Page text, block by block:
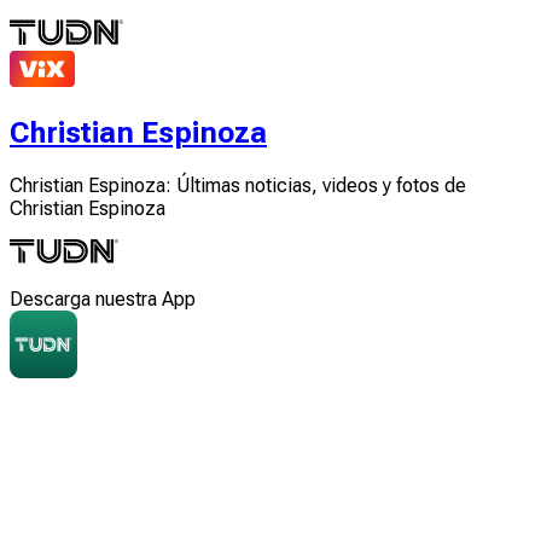
Christian Espinoza
Christian Espinoza: Últimas noticias, videos y fotos de
Christian Espinoza
Descarga nuestra App